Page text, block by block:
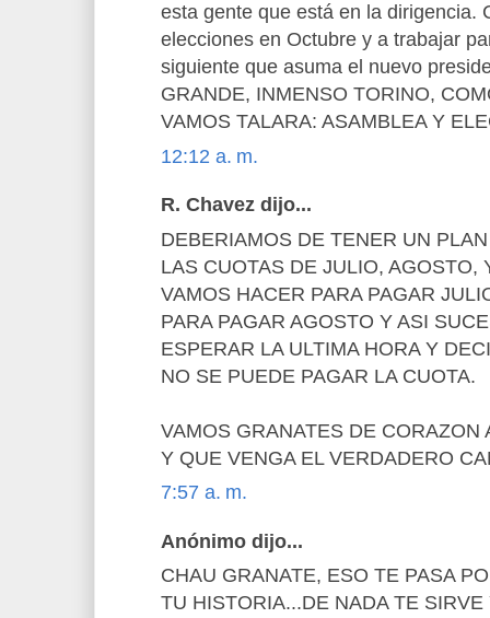
esta gente que está en la dirigencia.
elecciones en Octubre y a trabajar
siguiente que asuma el nuevo
GRANDE, INMENSO TORINO,
VAMOS TALARA: ASAMBLEA Y
12:12 a. m.
R. Chavez dijo...
DEBERIAMOS DE TENER UN
LAS CUOTAS DE JULIO, AGOSTO,
VAMOS HACER PARA PAGAR
PARA PAGAR AGOSTO Y ASI
ESPERAR LA ULTIMA HORA Y
NO SE PUEDE PAGAR LA CUOTA.
VAMOS GRANATES DE CORAZON
Y QUE VENGA EL VERDADERO
7:57 a. m.
Anónimo dijo...
CHAU GRANATE, ESO TE PASA
TU HISTORIA...DE NADA TE SIRVE